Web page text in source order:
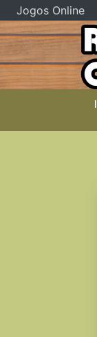
Skip
to
content
Jogos Online